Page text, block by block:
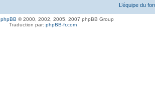
L’équipe du
phpBB © 2000, 2002, 2005, 2007 phpBB Group
Traduction par: phpBB-fr.com